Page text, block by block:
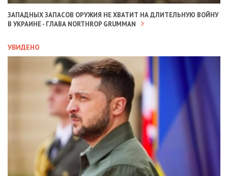
ЗАПАДНЫХ ЗАПАСОВ ОРУЖИЯ НЕ ХВАТИТ НА ДЛИТЕЛЬНУЮ ВОЙНУ
В УКРАИНЕ - ГЛАВА NORTHROP GRUMMAN
УВИДЕНО